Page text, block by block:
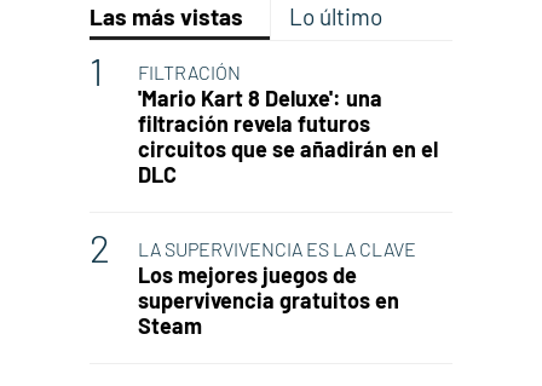
Las más vistas Lo último
FILTRACIÓN
'Mario Kart 8 Deluxe': una
filtración revela futuros
circuitos que se añadirán en el
DLC
LA SUPERVIVENCIA ES LA CLAVE
Los mejores juegos de
supervivencia gratuitos en
Steam